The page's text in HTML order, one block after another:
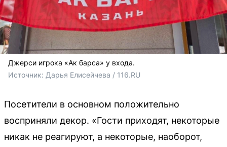
Джерси игрока «Ак барса» у входа.
Источник: Дарья Елисейчева / 116.RU
Посетители в основном положительно
восприняли декор. «Гости приходят, некоторые
никак не реагируют, а некоторые, наоборот,